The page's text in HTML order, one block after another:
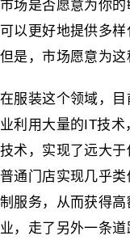
市场是否愿意为你
可以更好地提供多样
但是，市场愿意为这
在服装这个领域，
业利用大量的IT技
技术，实现了远大
普通门店实现几乎
制服务，从而获得
业，走了另外一条